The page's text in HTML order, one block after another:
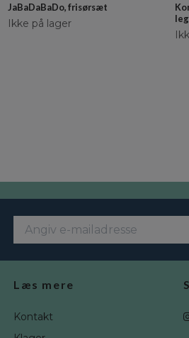
JaBaDaBaDo, frisørsæt
Ikke på lager
Læs mere
Kontakt